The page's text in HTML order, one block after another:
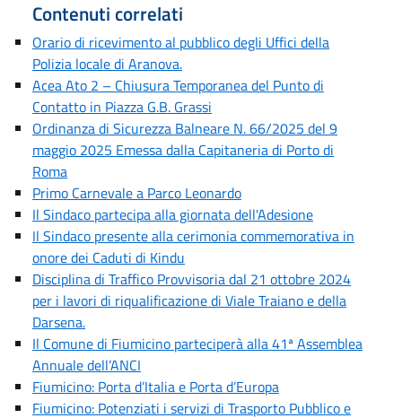
Contenuti correlati
Orario di ricevimento al pubblico degli Uffici della
Polizia locale di Aranova.
Acea Ato 2 – Chiusura Temporanea del Punto di
Contatto in Piazza G.B. Grassi
Ordinanza di Sicurezza Balneare N. 66/2025 del 9
maggio 2025 Emessa dalla Capitaneria di Porto di
Roma
Primo Carnevale a Parco Leonardo
Il Sindaco partecipa alla giornata dell'Adesione
Il Sindaco presente alla cerimonia commemorativa in
onore dei Caduti di Kindu
Disciplina di Traffico Provvisoria dal 21 ottobre 2024
per i lavori di riqualificazione di Viale Traiano e della
Darsena.
Il Comune di Fiumicino parteciperà alla 41ª Assemblea
Annuale dell’ANCI
Fiumicino: Porta d’Italia e Porta d’Europa
Fiumicino: Potenziati i servizi di Trasporto Pubblico e